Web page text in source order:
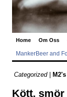
Home Om Oss
MankerBeer and
Categorized |
Kött, smör